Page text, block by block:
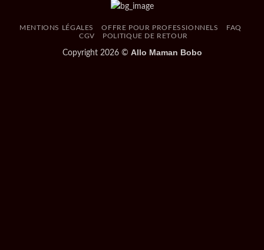
MENTIONS LÉGALES OFFRE POUR PROFESSIONNELS
FAQ
CGV
POLITIQUE DE RETOUR
Copyright 2026 © Allo Maman Bobo